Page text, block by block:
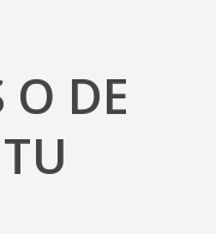
O DE